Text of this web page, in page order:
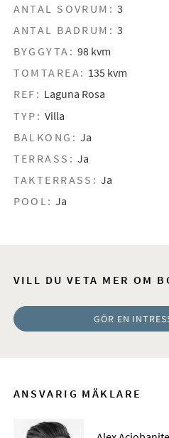
ANTAL SOVRUM: 3
ANTAL BADRUM: 3
BYGGYTA: 98 kvm
TOMTAREA: 135 kvm
REF: Laguna Rosa
TYP: Villa
BALKONG: Ja
TERRASS: Ja
TAKTERRASS: Ja
POOL: Ja
VILL DU VETA MER OM
GÖR EN
ANSVARIG MÄKLARE